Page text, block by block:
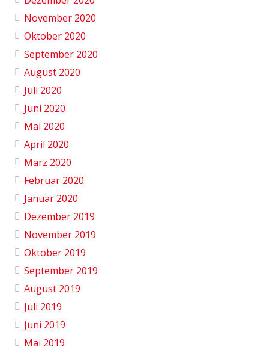
November 2020
Oktober 2020
September 2020
August 2020
Juli 2020
Juni 2020
Mai 2020
April 2020
März 2020
Februar 2020
Januar 2020
Dezember 2019
November 2019
Oktober 2019
September 2019
August 2019
Juli 2019
Juni 2019
Mai 2019